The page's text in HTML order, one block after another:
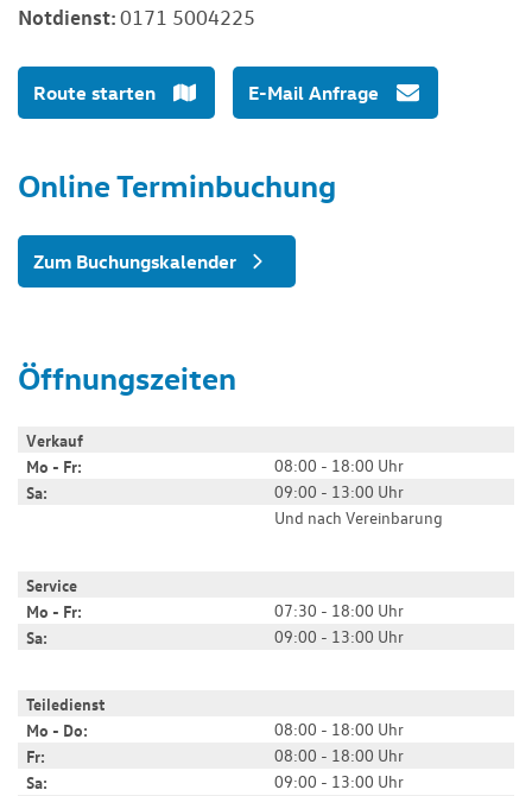
Notdienst:0171 5004225
Route starten E-Mail Anfrage
Online Terminbuchung
Zum Buchungskalender
Öffnungszeiten
Verkauf
Mo - Fr:
08:00 - 18:00 Uhr
Sa:
09:00 - 13:00 Uhr
Und nach Vereinbarung
Service
Mo - Fr:
07:30 - 18:00 Uhr
Sa: 09:00 - 13:00 Uhr
Teiledienst
Mo - Do:
08:00 - 18:00 Uhr
Fr: 08:00 - 18:00 Uhr
Sa: 09:00 - 13:00 Uhr